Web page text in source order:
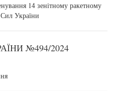
14 зенітному ракетному
України
№494/2024